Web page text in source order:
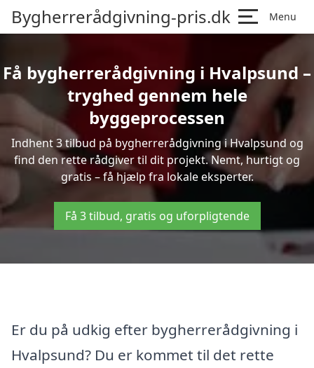
Bygherrerådgivning-pris.dk Menu
Få bygherrerådgivning i Hvalpsund –
tryghed gennem hele
byggeprocessen
Indhent 3 tilbud på bygherrerådgivning i Hvalpsund og
find den rette rådgiver til dit projekt. Nemt, hurtigt og
gratis – få hjælp fra lokale eksperter.
Få 3 tilbud, gratis og uforpligtende
Er du på udkig efter bygherrerådgivning i
Hvalpsund? Du er kommet til det rette